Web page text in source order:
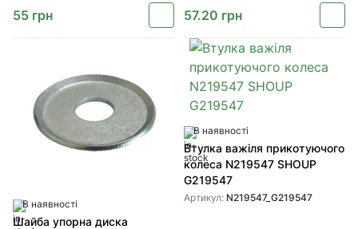
55 грн 57.20 грн
В наявності
Шайба упорна диска
В наявності
Втулка важіля прикотуючого
колеса N219547 SHOUP
G219547
Артикул: N219547_G219547